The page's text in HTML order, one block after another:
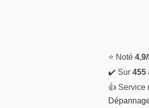
⭐ Noté
✔️ Sur 455
👍 Service